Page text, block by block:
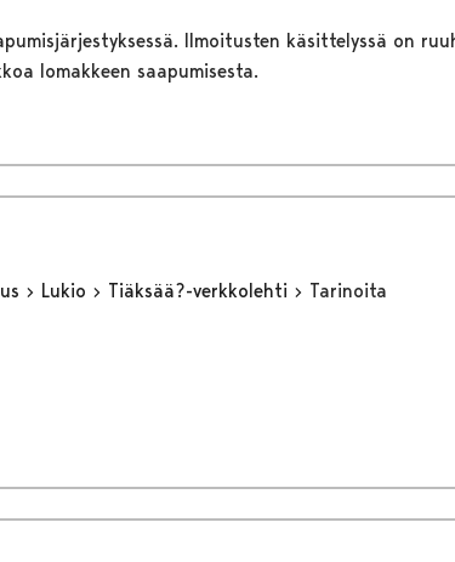
Ilmoitusten käsittelyssä on
lomakkeen saapumisesta.
Lukio Tiäksää?-verkkolehti Tarinoita